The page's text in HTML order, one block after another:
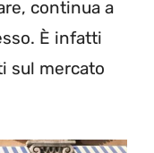
continua a
È infatti
sul mercato